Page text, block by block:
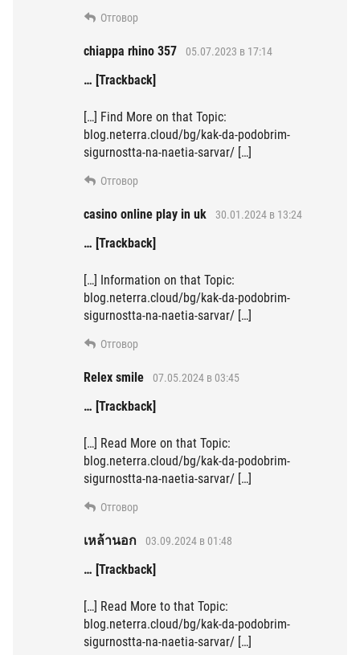
Отговор
chiappa rhino 357 05.07.2023 в 17:14
… [Trackback]
[…] Find More on that Topic:
blog.neterra.cloud/bg/kak-da-podobrim-
sigurnostta-na-naetia-sarvar/ […]
Отговор
casino online play in uk 30.01.2024 в 13:24
… [Trackback]
[…] Information on that Topic:
blog.neterra.cloud/bg/kak-da-podobrim-
sigurnostta-na-naetia-sarvar/ […]
Отговор
Relex smile 07.05.2024 в 03:45
… [Trackback]
[…] Read More on that Topic:
blog.neterra.cloud/bg/kak-da-podobrim-
sigurnostta-na-naetia-sarvar/ […]
Отговор
เหล้านอก 03.09.2024 в 01:48
… [Trackback]
[…] Read More to that Topic:
blog.neterra.cloud/bg/kak-da-podobrim-
sigurnostta-na-naetia-sarvar/ […]